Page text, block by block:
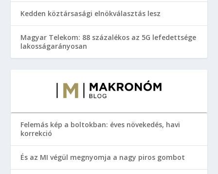
Kedden köztársasági elnökválasztás lesz
Magyar Telekom: 88 százalékos az 5G lefedettsége
lakosságarányosan
Felemás kép a boltokban: éves növekedés, havi
korrekció
És az MI végül megnyomja a nagy piros gombot